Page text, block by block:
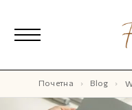
Почетна Blog